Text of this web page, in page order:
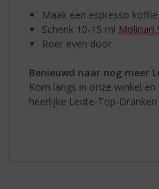
Maak een espresso koffie
Schenk 10-15 ml Molinari
Roer even door
Benieuwd naar nog meer
Kom langs in onze winkel
heerlijke Lente-Top-Dranken